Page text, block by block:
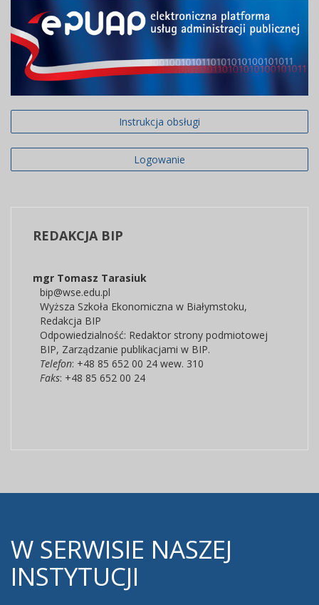
Instrukcja obsługi
Logowanie
REDAKCJABIP
mgr Tomasz Tarasiuk
bip@wse.edu.pl
Wyższa Szkoła Ekonomiczna w Białymstoku,
Redakcja BIP
Odpowiedzialność: Redaktor strony podmiotowej
BIP, Zarządzanie publikacjami w BIP.
Telefon: +48 85 652 00 24 wew. 310
Faks: +48 85 652 00 24
W SERWISIE NASZEJ
INSTYTUCJI